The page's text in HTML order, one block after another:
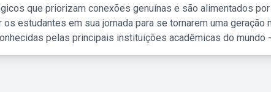
que priorizam conexões genuínas e são alimentados
estudantes em sua jornada para se tornarem uma geração
pelas principais instituições acadêmicas do mundo -